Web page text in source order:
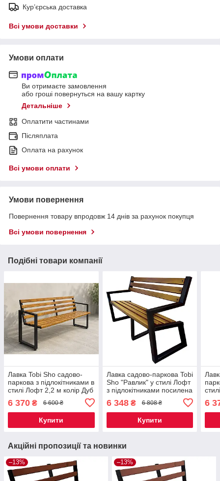
Кур’єрська доставка
Всі умови доставки
Умови оплати
Ви отримаєте замовлення
або гроші повернуться на вашу картку
Детальніше
Оплатити частинами
Післяплата
Оплата на рахунок
Всі умови оплати
Умови повернення
Повернення товару впродовж 14 днів за рахунок покупця
Всі умови повернення
Подібні товари компанії
Лавка Tobi Sho садово-
паркова з підлокітниками в
стилі Лофт 2,2 м колір Дуб
6 370 ₴ 6 600 ₴
Купити
Лавка садово-паркова Tobi
Sho "Равлик" у стилі Лофт
з підлокітниками посилена
6 348₴ 6 808 ₴
Купити
6
Акційні пропозиції та новинки
–13% –13%